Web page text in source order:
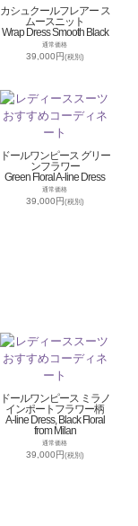
カシュクールフレアー ス
ムースニット
Wrap Dress Smooth Black
通常価格
39,000円(税別)
ドールワンピース グリー
ンフラワー
Green Floral A-line Dress
通常価格
39,000円(税別)
ドールワンピース ミラノ
インポートフラワー柄
A-line Dress, Black Floral
from Milan
通常価格
39,000円(税別)